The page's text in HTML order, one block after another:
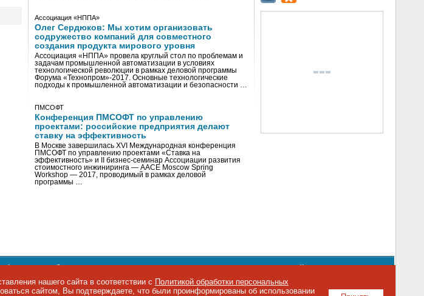
Ассоциация «НППА»
Олег Сердюков: Мы хотим организовать
содружество компаний для совместного
создания продукта мирового уровня
Ассоциация «НППА» провела круглый стол по проблемам и
задачам промышленной автоматизации в условиях
технологической революции в рамках деловой программы
Форума «Технопром»-2017. Основные технологические
подходы к промышленной автоматизации и безопасности …
ПМСОФТ
Конференция ПМСОФТ по управлению
проектами: российские предприятия делают
ставку на эффективность
В Москве завершилась XVI Международная конференция
ПМСОФТ по управлению проектами «Ставка на
эффективность» и II бизнес-семинар Ассоциации развития
стоимостного инжиниринга — AACE Moscow Spring
Workshop — 2017, проводимый в рамках деловой
программы …
об авторских правах и порядке использования материалов сайта
495 974-22-63. E-mail:
siteeditor@iemag.ru
нашего сайта в соответствии с Политикой обработки персональных
сайтом, Вы подтверждаете, что были проинформированы об использовании